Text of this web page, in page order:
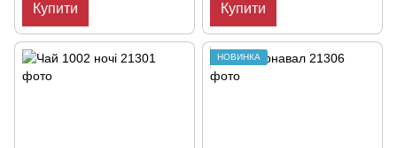
Купити Купити
НОВИНКА